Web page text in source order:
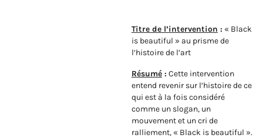
Titre de l’intervention : « Black
is beautiful » au prisme de
l’histoire de l’art
Résumé : Cette intervention
entend revenir sur l’histoire de ce
qui est à la fois considéré
comme un slogan, un
mouvement et un cri de
ralliement, « Black is beautiful ».